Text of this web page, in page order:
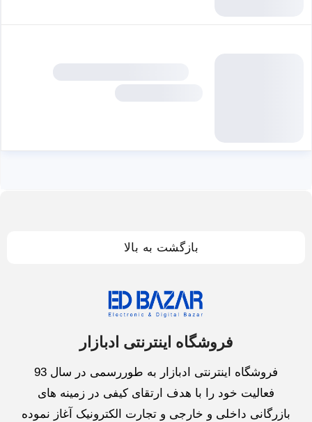
بازگشت به بالا
فروشگاه اینترنتی ادبازار
فروشگاه اینترنتی ادبازار به طوررسمی در سال 93
فعالیت خود را با هدف ارتقای کیفی در زمینه های
بازرگانی داخلی و خارجی و تجارت الکترونیک آغاز نموده